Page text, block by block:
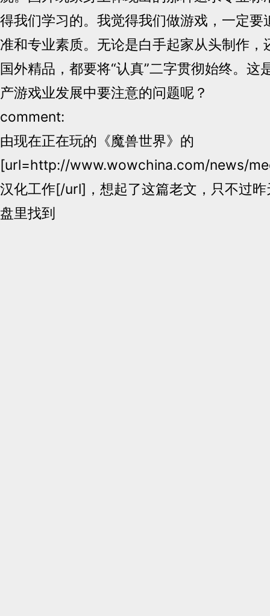
得我们学习的。我觉得我们做游戏，一定要
准和专业素质。无论是白手起家从头制作，
国外精品，都要将“认真”二字贯彻始终。这
产游戏业发展中要注意的问题呢？
comment:
由现在正在玩的《魔兽世界》的
[url=http://www.wowchina.com/news/
汉化工作[/url]，想起了这篇老文，只不过
盘里找到